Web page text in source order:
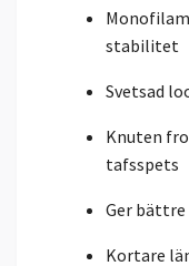
stabilitet
Svetsad
Knuten
tafsspets
Ger
Kortare